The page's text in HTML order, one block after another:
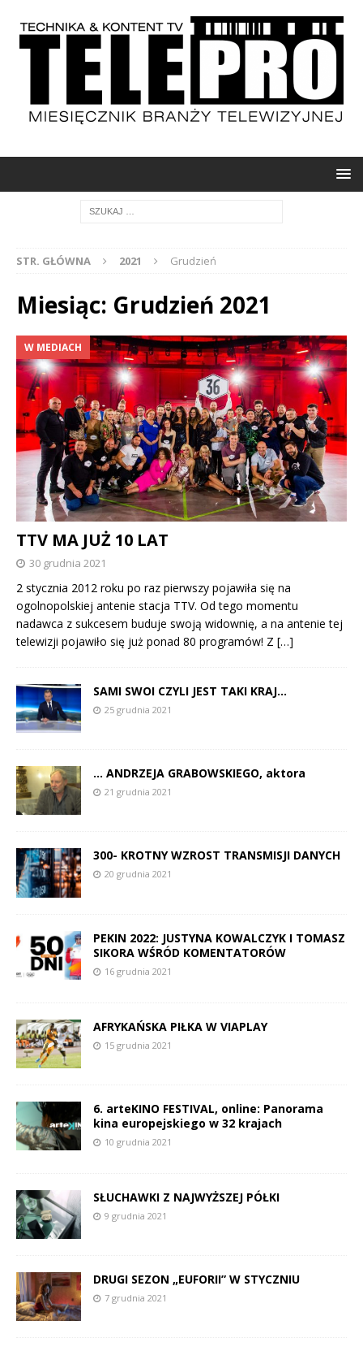
STR. GŁÓWNA 2021 Grudzień
Miesiąc: Grudzień 2021
W MEDIACH
TTV MA JUŻ 10 LAT
30 grudnia 2021
2 stycznia 2012 roku po raz pierwszy pojawiła się na
ogolnopolskiej antenie stacja TTV. Od tego momentu
nadawca z sukcesem buduje swoją widownię, a na antenie tej
telewizji pojawiło się już ponad 80 programów! Z […]
SAMI SWOI CZYLI JEST TAKI KRAJ…
25 grudnia 2021
… ANDRZEJA GRABOWSKIEGO, aktora
21 grudnia 2021
300- KROTNY WZROST TRANSMISJI DANYCH
20 grudnia 2021
PEKIN 2022: JUSTYNA KOWALCZYK I TOMASZ
SIKORA WŚRÓD KOMENTATORÓW
16 grudnia 2021
AFRYKAŃSKA PIŁKA W VIAPLAY
15 grudnia 2021
6. arteKINO FESTIVAL, online: Panorama
kina europejskiego w 32 krajach
10 grudnia 2021
SŁUCHAWKI Z NAJWYŻSZEJ PÓŁKI
9 grudnia 2021
DRUGI SEZON „EUFORII” W STYCZNIU
7 grudnia 2021